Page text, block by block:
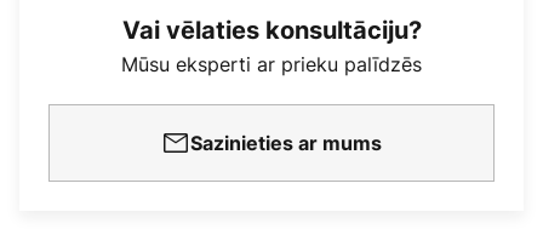
Vai vēlaties konsultāciju?
Mūsu eksperti ar prieku palīdzēs
Sazinieties ar mums